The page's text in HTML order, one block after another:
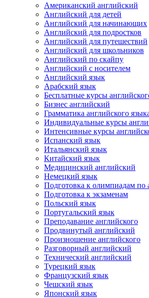
Американский английский
Английский для детей
Английский для начинающих
Английский для подростков
Английский для путешествий
Английский для школьников
Английский по скайпу
Английский с носителем
Английский язык
Арабский язык
Бесплатные курсы
Бизнес английский
Грамматика английского
Индивидуальные курсы
Интенсивные курсы
Испанский язык
Итальянский язык
Китайский язык
Медицинский английский
Немецкий язык
Подготовка к олимпиадам по
Подготовка к экзаменам
Польский язык
Португальский язык
Преподавание английского
Продвинутый английский
Произношение английского
Разговорный английский
Технический английский
Турецкий язык
Французский язык
Чешский язык
Японский язык